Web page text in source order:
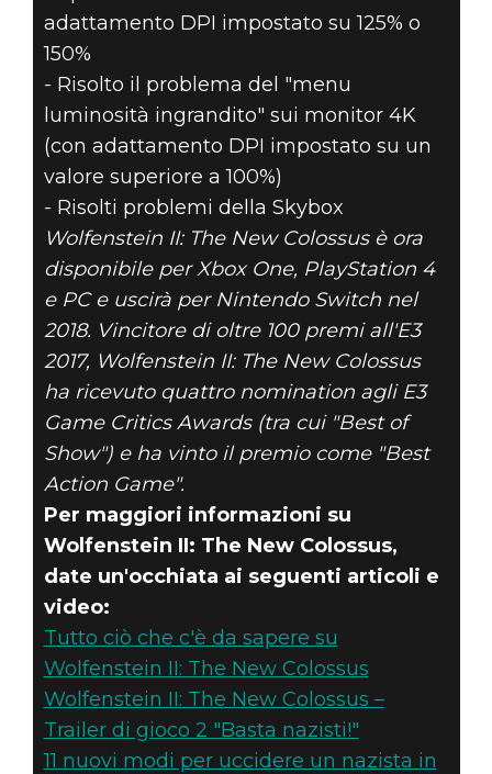
adattamento DPI impostato su 125% o
150%
- Risolto il problema del "menu
luminosità ingrandito" sui monitor 4K
(con adattamento DPI impostato su un
valore superiore a 100%)
- Risolti problemi della Skybox
Wolfenstein II: The New Colossus è ora
disponibile per Xbox One, PlayStation 4
e PC e uscirà per Nintendo Switch nel
2018. Vincitore di oltre 100 premi all'E3
2017, Wolfenstein II: The New Colossus
ha ricevuto quattro nomination agli E3
Game Critics Awards (tra cui "Best of
Show") e ha vinto il premio come "Best
Action Game".
Per maggiori informazioni su
Wolfenstein II: The New Colossus,
date un'occhiata ai seguenti articoli e
video:
Tutto ciò che c'è da sapere su
Wolfenstein II: The New Colossus
Wolfenstein II: The New Colossus –
Trailer di gioco 2 "Basta nazisti!"
11 nuovi modi per uccidere un nazista in